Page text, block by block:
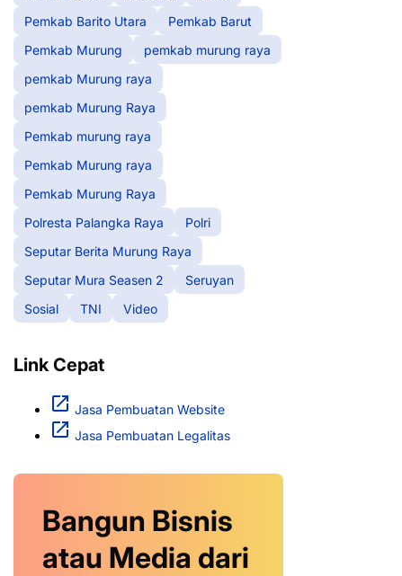
Pemkab Barito Utara
Pemkab Barut
Pemkab Murung
pemkab murung raya
pemkab Murung raya
pemkab Murung Raya
Pemkab murung raya
Pemkab Murung raya
Pemkab Murung Raya
Polresta Palangka Raya
Polri
Seputar Berita Murung Raya
Seputar Mura Seasen 2
Seruyan
Sosial
TNI Video
Link Cepat
Jasa Pembuatan Website
Jasa Pembuatan Legalitas
Bangun Bisnis
atau Media dari